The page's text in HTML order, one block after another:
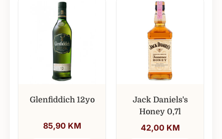
Glenfiddich 12yo
85,90 KM
Jack Daniels's
Honey 0,7l
42,00 KM